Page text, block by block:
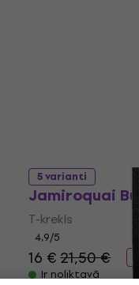
5 varianti
Jamiroquai
T-krekls
4,9/5
16 €21,50 €
Ir noliktavā